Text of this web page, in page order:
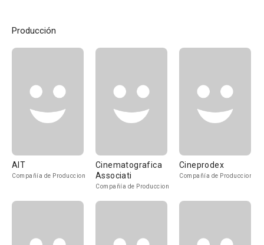
Producción
AIT
Compañía de Produccion
Cinematografica
Associati
Compañía de Produccion
Cineprodex
Compañía de Produccion